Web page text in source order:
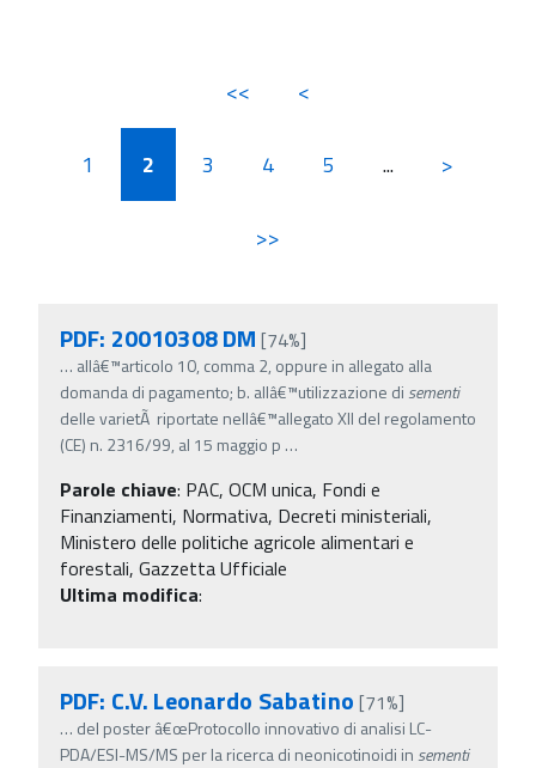
<< <
1 2 3 4 5 ... >
>>
PDF: 20010308 DM [74%]
… allâ€™articolo 10, comma 2, oppure in allegato alla
domanda di pagamento; b. allâ€™utilizzazione di sementi
delle varietÃ riportate nellâ€™allegato XII del regolamento
(CE) n. 2316/99, al 15 maggio p …
Parole chiave: PAC, OCM unica, Fondi e
Finanziamenti, Normativa, Decreti ministeriali,
Ministero delle politiche agricole alimentari e
forestali, Gazzetta Ufficiale
Ultima modifica:
PDF: C.V. Leonardo Sabatino [71%]
… del poster â€œProtocollo innovativo di analisi LC-
PDA/ESI-MS/MS per la ricerca di neonicotinoidi in sementi